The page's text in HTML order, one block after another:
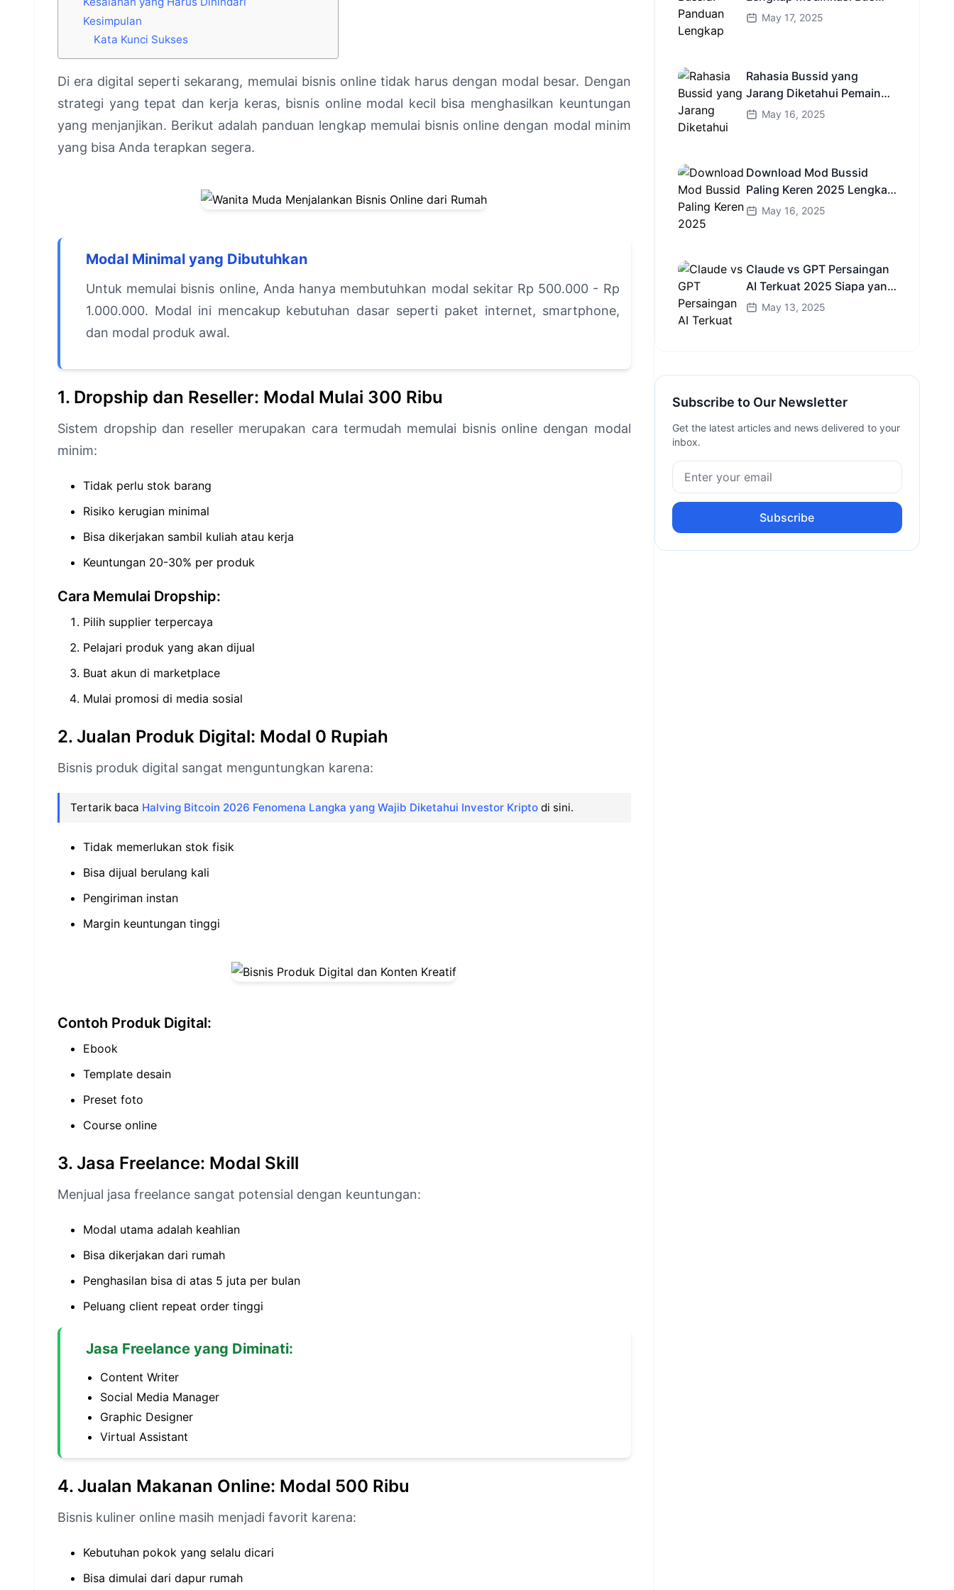
Kesimpulan
Kata Kunci Sukses
Di era digital seperti sekarang, memulai bisnis online tidak harus dengan modal besar. Dengan
strategi yang tepat dan kerja keras, bisnis online modal kecil bisa menghasilkan keuntungan
yang menjanjikan. Berikut adalah panduan lengkap memulai bisnis online dengan modal minim
yang bisa Anda terapkan segera.
Modal Minimal yang Dibutuhkan
Untuk memulai bisnis online, Anda hanya membutuhkan modal sekitar Rp 500.000 - Rp
1.000.000. Modal ini mencakup kebutuhan dasar seperti paket internet, smartphone,
dan modal produk awal.
1. Dropship dan Reseller: Modal Mulai 300 Ribu
Sistem dropship dan reseller merupakan cara termudah memulai bisnis online dengan modal
minim:
Tidak perlu stok barang
Risiko kerugian minimal
Bisa dikerjakan sambil kuliah atau kerja
Keuntungan 20-30% per produk
Cara Memulai Dropship:
Pilih supplier terpercaya
Pelajari produk yang akan dijual
Buat akun di marketplace
Mulai promosi di media sosial
2. Jualan Produk Digital: Modal 0 Rupiah
Bisnis produk digital sangat menguntungkan karena:
Tertarik baca Halving Bitcoin 2026 Fenomena Langka yang Wajib Diketahui Investor Kripto di sini.
Tidak memerlukan stok fisik
Bisa dijual berulang kali
Pengiriman instan
Margin keuntungan tinggi
Contoh Produk Digital:
Ebook
Template desain
Preset foto
Course online
3. Jasa Freelance: Modal Skill
Menjual jasa freelance sangat potensial dengan keuntungan:
Modal utama adalah keahlian
Bisa dikerjakan dari rumah
Penghasilan bisa di atas 5 juta per bulan
Peluang client repeat order tinggi
Jasa Freelance yang Diminati:
Content Writer
Social Media Manager
Graphic Designer
Virtual Assistant
4. Jualan Makanan Online: Modal 500 Ribu
Bisnis kuliner online masih menjadi favorit karena:
Kebutuhan pokok yang selalu dicari
Bisa dimulai dari dapur rumah
Simulator Indonesia
May 17, 2025
Rahasia Bussid yang
Jarang Diketahui Pemain
Baru Kamu Wajib Coba!
May 16, 2025
Download Mod Bussid
Paling Keren 2025 Lengkap
Mobil Bus dan Truk HD
May 16, 2025
Claude vs GPT Persaingan
AI Terkuat 2025 Siapa yang
Lebih Cerdas?
May 13, 2025
Subscribe to Our Newsletter
Get the latest articles and news delivered to your
inbox.
Subscribe